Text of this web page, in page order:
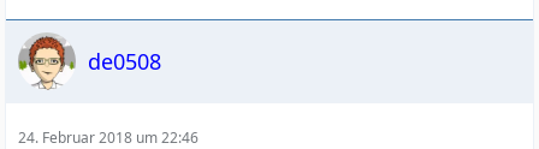
de0508
24. Februar 2018 um 22:46